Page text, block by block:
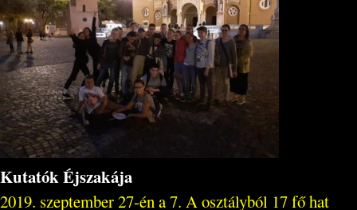
Kutatók Éjszakája
2019. szeptember 27-én a 7. A osztályból 17 fő hat